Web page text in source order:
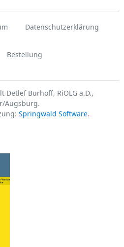
Datenschutzerklärung
Bestellung
Detlef Burhoff, RiOLG a.D.,
Augsburg.
Springwald Software.